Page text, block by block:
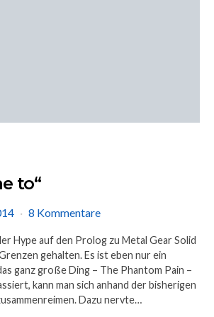
to“
8 Kommentare
Hype auf den Prolog zu Metal Gear Solid
gehalten. Es ist eben nur ein
ganz große Ding – The Phantom Pain –
kann man sich anhand der bisherigen
Dazu nervte…